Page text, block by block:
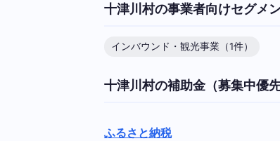
十津川村の事業者向けセグメ
インバウンド・観光事業（1件）
十津川村の補助金（募集中優先
ふるさと納税